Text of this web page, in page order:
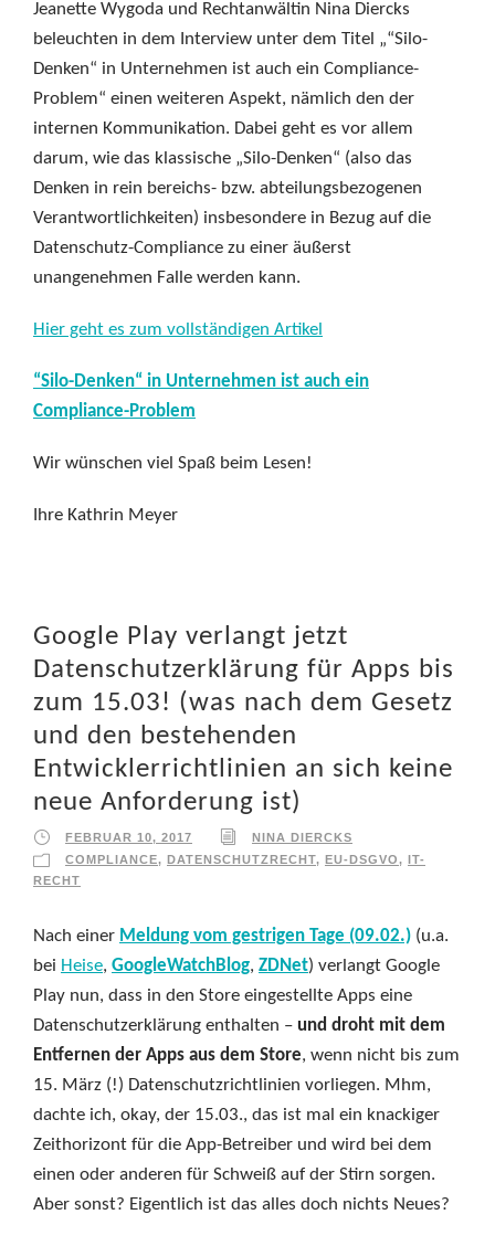
Jeanette Wygoda und Rechtanwältin Nina Diercks
beleuchten in dem Interview unter dem Titel „“Silo-
Denken“ in Unternehmen ist auch ein Compliance-
Problem“ einen weiteren Aspekt, nämlich den der
internen Kommunikation. Dabei geht es vor allem
darum, wie das klassische „Silo-Denken“ (also das
Denken in rein bereichs- bzw. abteilungsbezogenen
Verantwortlichkeiten) insbesondere in Bezug auf die
Datenschutz-Compliance zu einer äußerst
unangenehmen Falle werden kann.
Hier geht es zum vollständigen Artikel
“Silo-Denken“ in Unternehmen ist auch ein
Compliance-Problem
Wir wünschen viel Spaß beim Lesen!
Ihre Kathrin Meyer
Google Play verlangt jetzt
Datenschutzerklärung für Apps bis
zum 15.03! (was nach dem Gesetz
und den bestehenden
Entwicklerrichtlinien an sich keine
neue Anforderung ist)
FEBRUAR 10, 2017
NINA DIERCKS
COMPLIANCE, DATENSCHUTZRECHT, EU-DSGVO,
IT-
RECHT
Nach einer Meldung vom gestrigen Tage (09.02.) (u.a.
bei Heise, GoogleWatchBlog, ZDNet) verlangt Google
Play nun, dass in den Store eingestellte Apps eine
Datenschutzerklärung enthalten – und droht mit dem
Entfernen der Apps aus dem Store, wenn nicht bis zum
15. März (!) Datenschutzrichtlinien vorliegen. Mhm,
dachte ich, okay, der 15.03., das ist mal ein knackiger
Zeithorizont für die App-Betreiber und wird bei dem
einen oder anderen für Schweiß auf der Stirn sorgen.
Aber sonst? Eigentlich ist das alles doch nichts Neues?